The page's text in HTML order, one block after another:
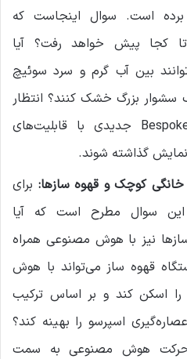
برده است. سوال اینجاست که
کجا پیش خواهد رفت؟ آیا
بین آب گرم و سرد سوئیچ
سشوار بزرگ خشک کنند؟ انتظار
می‌رود محصولات Bespoke AI جدیدی با قابلیت‌های
نمایش گذاشته شوند.
کوچک و قهوه سازها: برای
این سوال مطرح است که آیا
نیز با هوش مصنوعی همراه
قهوه ساز می‌تواند با هوش
را اسکن کند و بر اساس ترکیب
اسپرسو را بهینه کند؟
حرکت هوش مصنوعی به سمت